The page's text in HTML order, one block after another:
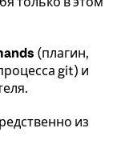
(плагин,
git) и
из